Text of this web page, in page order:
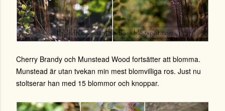
Cherry Brandy och Munstead Wood fortsätter att blomma.
Munstead är utan tvekan min mest blomvilliga ros. Just nu
stoltserar han med 15 blommor och knoppar.